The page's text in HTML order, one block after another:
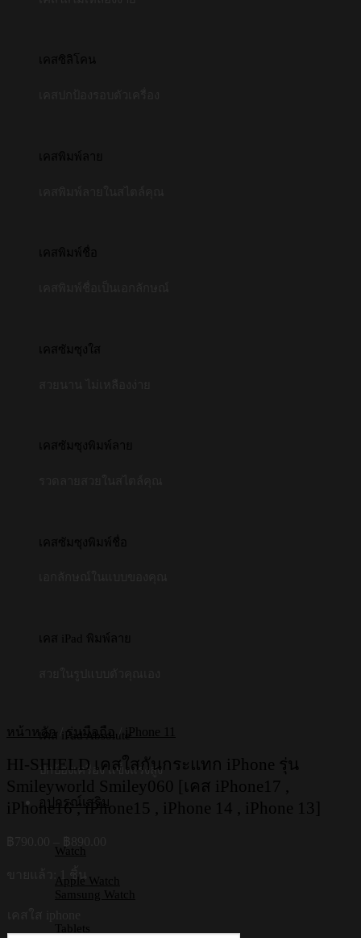
เคสซิลิโคน
เคสพิมพ์ลาย
เคสพิมพ์ชื่อ
เคสซัมซุงใส
เคสซัมซุงพิมพ์ลาย
เคสซัมซุงพิมพ์ชื่อ
เคส iPad พิมพ์ลาย
เคส iPad Absolute
ปกป้องเครื่อง แข็งแรงสูง
อุปกรณ์เสริม
Watch
Apple Watch
Samsung Watch
Tablets
หน้าหลัก / รุ่นมือถือ / iPhone 11
HI-SHIELD เคสใสกันกระแทก iPhone รุ่น
Smileyworld Smiley060 [เคส iPhone17 ,
iPhone16 , iPhone15 , iPhone 14 , iPhone 13]
through
฿890.00
ขายแล้ว: 1 ชิ้น